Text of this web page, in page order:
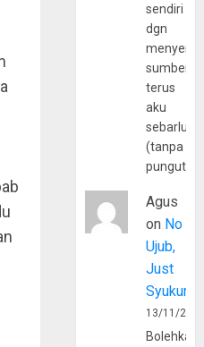
sendiri
dgn
sumber
terus
aku
(tanpa
Agus
on No
Ujub,
Just
Syukur
13/11/
Bolehkah